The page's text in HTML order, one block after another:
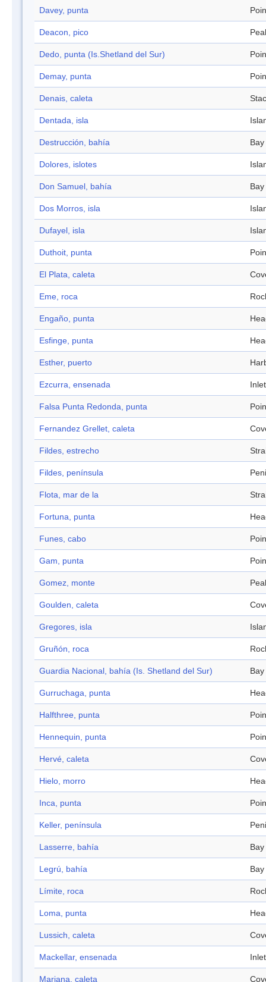
Davey, punta
Deacon, pico
Dedo, punta (Is.Shetland del Sur)
Demay, punta
Denais, caleta
Dentada, isla
Destrucción, bahía Bay
Dolores, islotes
Don Samuel, bahía Bay
Dos Morros, isla
Dufayel, isla
Duthoit, punta
El Plata, caleta
Eme, roca
Engaño, punta
Esfinge, punta
Esther, puerto
Ezcurra, ensenada Inlet
Falsa Punta Redonda, punta
Fernandez Grellet, caleta
Fildes, estrecho
Fildes, península
Flota, mar de la
Fortuna, punta
Funes, cabo
Gam, punta
Gomez, monte
Goulden, caleta
Gregores, isla
Gruñón, roca
Guardia Nacional, bahía (Is. Shetland del Sur) Bay
Gurruchaga, punta
Halfthree, punta
Hennequin, punta
Hervé, caleta
Hielo, morro
Inca, punta
Keller, península
Lasserre, bahía Bay
Legrú, bahía Bay
Límite, roca
Loma, punta
Lussich, caleta
Mackellar, ensenada Inlet
Mariana, caleta